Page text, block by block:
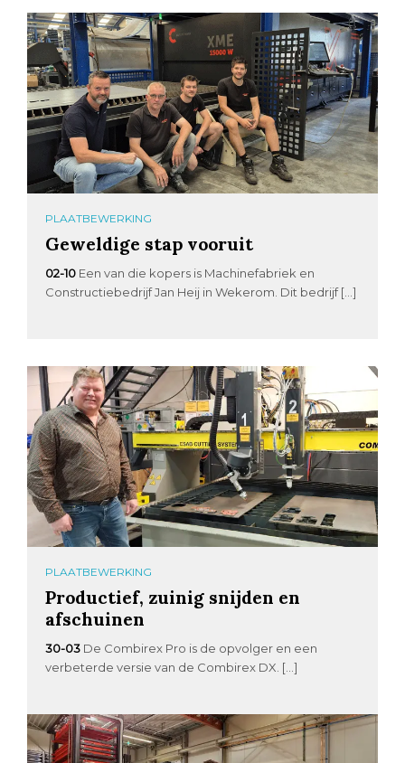
PLAATBEWERKING
Geweldige stap vooruit
02-10 Een van die kopers is Machinefabriek en
Constructiebedrijf Jan Heij in Wekerom. Dit bedrijf […]
PLAATBEWERKING
Productief, zuinig snijden en
afschuinen
30-03 De Combirex Pro is de opvolger en een
verbeterde versie van de Combirex DX. […]